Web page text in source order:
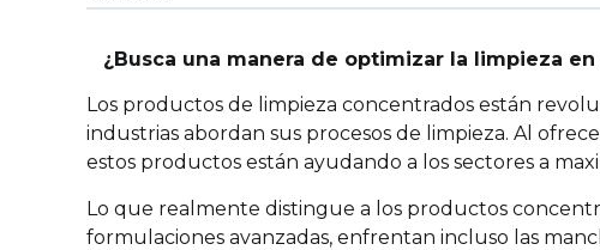
¿Busca una manera de optimizar la limpieza
Los productos de limpieza concentrados están
industrias abordan sus procesos de limpieza. Al
estos productos están ayudando a los sectores a
Lo que realmente distingue a los productos
formulaciones avanzadas, enfrentan incluso las